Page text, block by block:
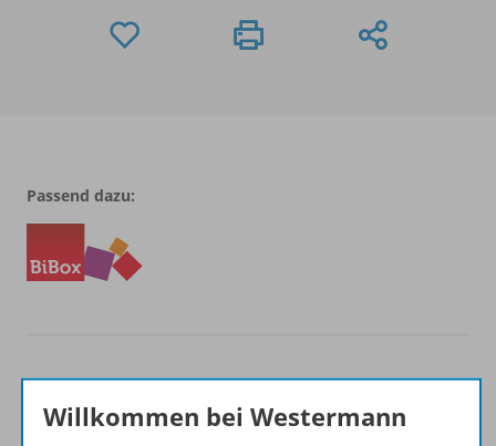
Passend dazu:
Willkommen bei Westermann